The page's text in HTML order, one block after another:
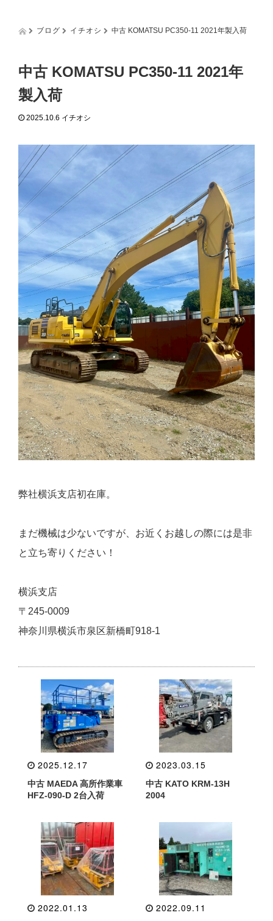
ブログ イチオシ 中古 KOMATSU PC350-11 2021年製入荷
中古 KOMATSU PC350-11 2021年
製入荷
2025.10.6 イチオシ
弊社横浜支店初在庫。
まだ機械は少ないですが、お近くお越しの際には是非
と立ち寄りください！
横浜支店
〒245-0009
神奈川県横浜市泉区新橋町918-1
2025.12.17
中古 MAEDA 高所作業車
HFZ-090-D 2台入荷
2023.03.15
中古 KATO KRM-13H
2004
2022.01.13 2022.09.11